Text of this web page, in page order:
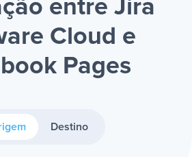
entre Jira
Cloud e
Pages
Destino